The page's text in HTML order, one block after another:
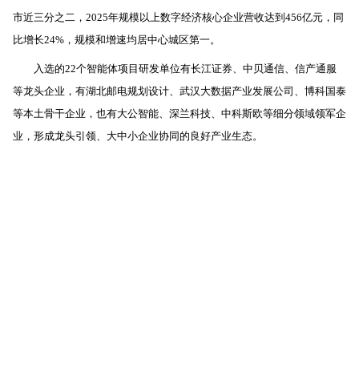
市近三分之二，2025年规模以上数字经济核心企业营收达到456亿元，同
比增长24%，规模和增速均居中心城区第一。
入选的22个智能体项目研发单位有长江证券、中贝通信、信产通服
等龙头企业，有湖北邮电规划设计、武汉大数据产业发展公司、博科国泰
等本土骨干企业，也有大公智能、深兰科技、中科斯欧等细分领域领军企
业，形成龙头引领、大中小企业协同的良好产业生态。